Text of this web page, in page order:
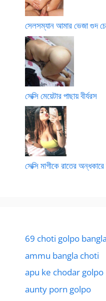
সেলসম্যান আমার ভেজা গুদ
সেক্সি মেয়েটার পাছায় বীর্যরস
সেক্সি মাগীকে রাতের
69 choti golpo bangla
ammu bangla choti
apu ke chodar golpo
aunty porn golpo